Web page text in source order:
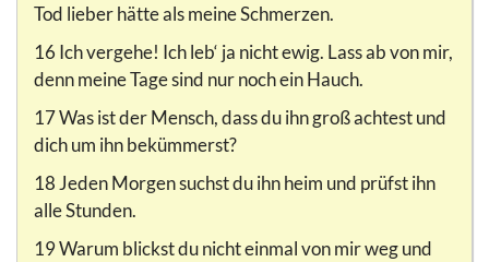
Tod lieber hätte als meine Schmerzen.
16 Ich vergehe! Ich leb‘ ja nicht ewig. Lass ab von mir,
denn meine Tage sind nur noch ein Hauch.
17 Was ist der Mensch, dass du ihn groß achtest und
dich um ihn bekümmerst?
18 Jeden Morgen suchst du ihn heim und prüfst ihn
alle Stunden.
19 Warum blickst du nicht einmal von mir weg und